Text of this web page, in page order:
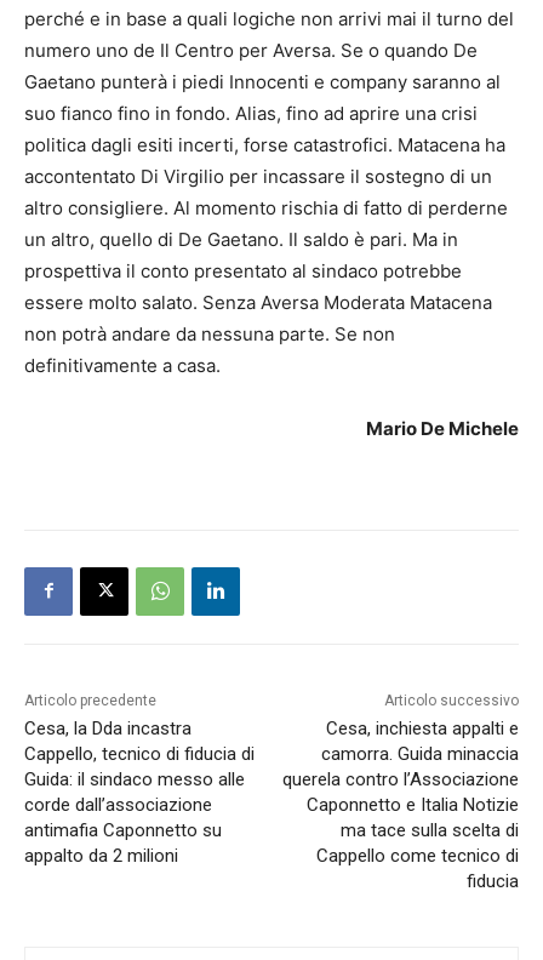
perché e in base a quali logiche non arrivi mai il turno del
numero uno de Il Centro per Aversa. Se o quando De
Gaetano punterà i piedi Innocenti e company saranno al
suo fianco fino in fondo. Alias, fino ad aprire una crisi
politica dagli esiti incerti, forse catastrofici. Matacena ha
accontentato Di Virgilio per incassare il sostegno di un
altro consigliere. Al momento rischia di fatto di perderne
un altro, quello di De Gaetano. Il saldo è pari. Ma in
prospettiva il conto presentato al sindaco potrebbe
essere molto salato. Senza Aversa Moderata Matacena
non potrà andare da nessuna parte. Se non
definitivamente a casa.
Mario De Michele
Articolo precedente
Cesa, la Dda incastra
Cappello, tecnico di fiducia di
Guida: il sindaco messo alle
corde dall’associazione
antimafia Caponnetto su
appalto da 2 milioni
Articolo successivo
Cesa, inchiesta appalti e
camorra. Guida minaccia
querela contro l’Associazione
Caponnetto e Italia Notizie
ma tace sulla scelta di
Cappello come tecnico di
fiducia